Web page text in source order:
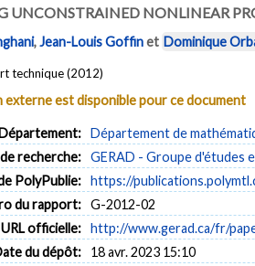
UNCONSTRAINED NONLINEAR
,Jean-Louis Goffinet Dominique
technique (2012)
externe est disponible pour ce document
Département de
recherche: GERAD - Groupe d'études
PolyPublie: https://
du rapport: G-2012-02
URL officielle: http://www.gerad.ca/fr/
du dépôt:
18 avr. 2023 15:10